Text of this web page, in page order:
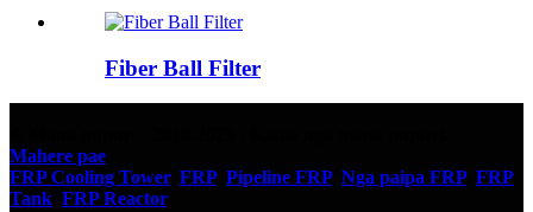
Fiber Ball Filter
Mahere pae
FRP Cooling Tower, FRP, Pipeline FRP, Nga paipa FRP, FRP
Tank FRP Reactor,